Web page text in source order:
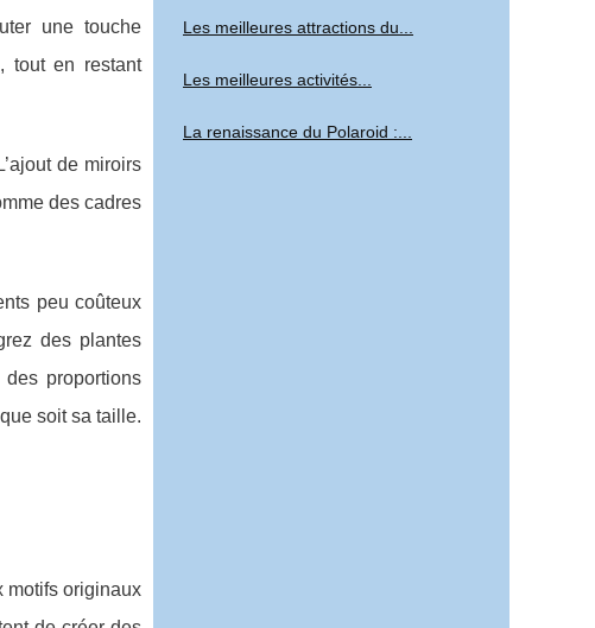
une touche
tout en restant
de miroirs
des cadres
peu coûteux
des plantes
proportions
soit sa taille.
motifs originaux
Les meilleures attractions du...
Les meilleures activités...
La renaissance du Polaroid :...